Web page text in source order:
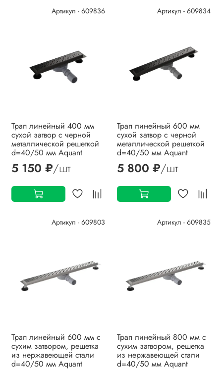
Артикул - 609836
Трап линейный 400 мм
сухой затвор с черной
металлической решеткой
d=40/50 мм Aquant
5 150 ₽/шт
Артикул - 609834
Трап линейный 600 мм
сухой затвор с черной
металлической решеткой
d=40/50 мм Aquant
5 800 ₽/шт
Артикул - 609803
Трап линейный 600 мм с
сухим затвором, решетка
из нержавеющей стали
d=40/50 мм Aquant
Артикул - 609835
Трап линейный 800 мм с
сухим затвором, решетка
из нержавеющей стали
d=40/50 мм Aquant